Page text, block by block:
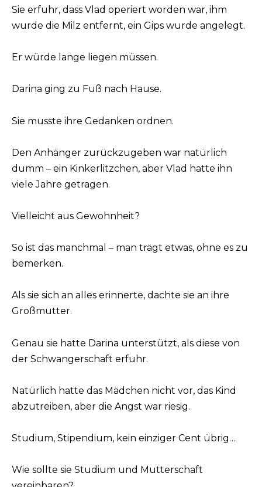
Sie erfuhr, dass Vlad operiert worden war, ihm
wurde die Milz entfernt, ein Gips wurde angelegt.
Er würde lange liegen müssen.
Darina ging zu Fuß nach Hause.
Sie musste ihre Gedanken ordnen.
Den Anhänger zurückzugeben war natürlich
dumm – ein Kinkerlitzchen, aber Vlad hatte ihn
viele Jahre getragen.
Vielleicht aus Gewohnheit?
So ist das manchmal – man trägt etwas, ohne es zu
bemerken.
Als sie sich an alles erinnerte, dachte sie an ihre
Großmutter.
Genau sie hatte Darina unterstützt, als diese von
der Schwangerschaft erfuhr.
Natürlich hatte das Mädchen nicht vor, das Kind
abzutreiben, aber die Angst war riesig.
Studium, Stipendium, kein einziger Cent übrig…
Wie sollte sie Studium und Mutterschaft